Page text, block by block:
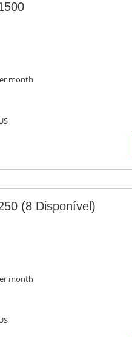
month
(8 Disponível)
month